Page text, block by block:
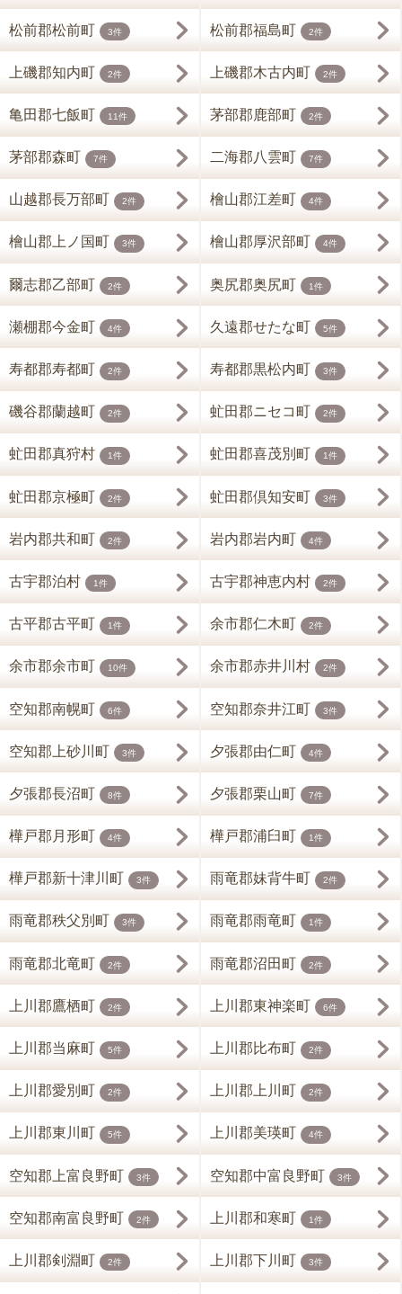
松前郡松前町 3件 松前郡福島町 2件
上磯郡知内町 2件 上磯郡木古内町 2件
亀田郡七飯町 11件 茅部郡鹿部町 2件
茅部郡森町 7件 二海郡八雲町 7件
山越郡長万部町 2件 檜山郡江差町 4件
檜山郡上ノ国町 3件 檜山郡厚沢部町 4件
爾志郡乙部町 2件 奥尻郡奥尻町 1件
瀬棚郡今金町 4件 久遠郡せたな町 5件
寿都郡寿都町 2件 寿都郡黒松内町 3件
磯谷郡蘭越町 2件 虻田郡ニセコ町 2件
虻田郡真狩村 1件 虻田郡喜茂別町 1件
虻田郡京極町 2件 虻田郡倶知安町 3件
岩内郡共和町 2件 岩内郡岩内町 4件
古宇郡泊村 1件 古宇郡神恵内村 2件
古平郡古平町 1件 余市郡仁木町 2件
余市郡余市町 10件 余市郡赤井川村 2件
空知郡南幌町 6件 空知郡奈井江町 3件
空知郡上砂川町 3件 夕張郡由仁町 4件
夕張郡長沼町 8件 夕張郡栗山町 7件
樺戸郡月形町 4件 樺戸郡浦臼町 1件
樺戸郡新十津川町 3件 雨竜郡妹背牛町 2件
雨竜郡秩父別町 3件 雨竜郡雨竜町 1件
雨竜郡北竜町 2件 雨竜郡沼田町 2件
上川郡鷹栖町 2件 上川郡東神楽町 6件
上川郡当麻町 5件 上川郡比布町 2件
上川郡愛別町 2件 上川郡上川町 2件
上川郡東川町 5件 上川郡美瑛町 4件
空知郡上富良野町 3件 空知郡中富良野町 3件
空知郡南富良野町 2件 上川郡和寒町 1件
上川郡剣淵町 2件 上川郡下川町 3件